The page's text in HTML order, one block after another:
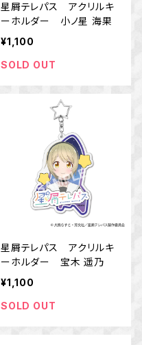
星屑テレパス アクリルキ
ーホルダー 小ノ星 海果
¥1,100
SOLD OUT
星屑テレパス アクリルキ
ーホルダー 宝木 遥乃
¥1,100
SOLD OUT